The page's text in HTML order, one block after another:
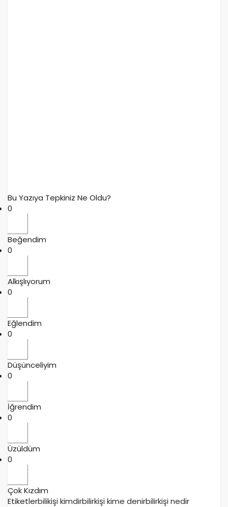
Bu Yazıya Tepkiniz Ne Oldu?
0
Beğendim
0
Alkışlıyorum
0
Eğlendim
0
Düşünceliyim
0
İğrendim
0
Üzüldüm
0
Çok Kızdım
Etiketlerbilikişi kimdirbilirkişi kime denirbilirkişi nedir